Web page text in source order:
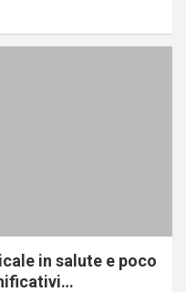
in salute e poco